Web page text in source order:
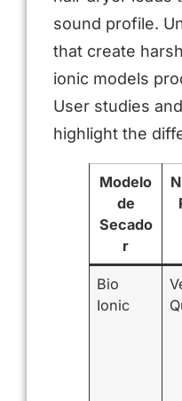
sound profile.
that create
ionic models
User studies
highlight the
Modelo
de
Secado
r
Bio
Ionic